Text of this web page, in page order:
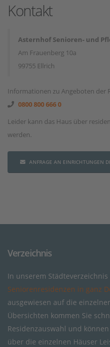
Kontakt
Asternhof Senioren- und
Am Frauenberg 10a
99755 Ellrich
Informationen zu Angeboten der
0800 800 666 0
Leider kann das Haus über
werden.
ANFRAGE AN EINRICHTUNGEN
Verzeichnis
In unserem
Seniorenresidenzen in ganz
ausgewiesen auf die
Übersichten kommen Sie
Residenzauswahl und
über die einzelnen Häuser